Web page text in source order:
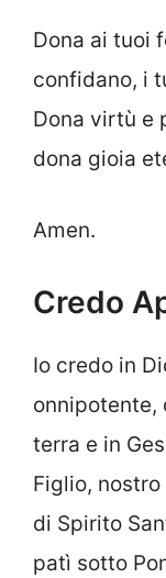
Dona ai tuoi
confidano, i
Dona virtù e
dona gioia
Amen.
Credo
Io credo in
onnipotente,
terra e in
Figlio,
di Spirito
patì sotto